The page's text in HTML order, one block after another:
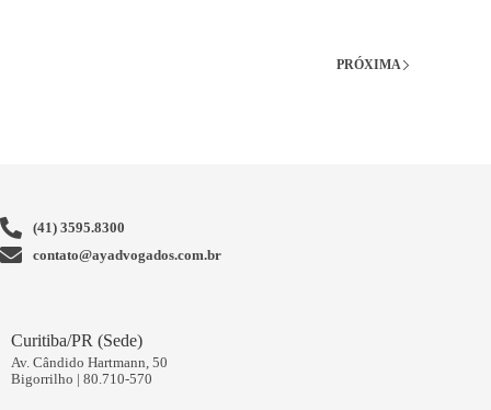
PRÓXIMA
(41) 3595.8300
contato@ayadvogados.com.br
Curitiba/PR (Sede)
Av. Cândido Hartmann, 50
Bigorrilho | 80.710-570